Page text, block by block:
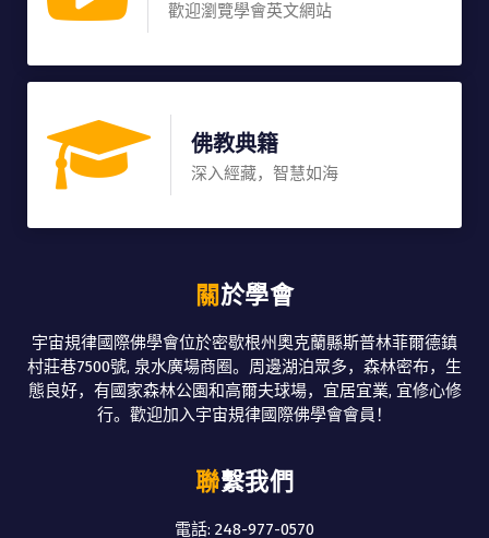
歡迎瀏覽學會英文網站
佛教典籍
深入經藏，智慧如海
關於學會
宇宙規律國際佛學會位於密歇根州奧克蘭縣斯普林菲爾德鎮
村莊巷7500號, 泉水廣場商圈。周邊湖泊眾多，森林密布，生
態良好，有國家森林公園和高爾夫球場，宜居宜業, 宜修心修
行。歡迎加入宇宙規律國際佛學會會員！
聯繫我們
電話: 248-977-0570